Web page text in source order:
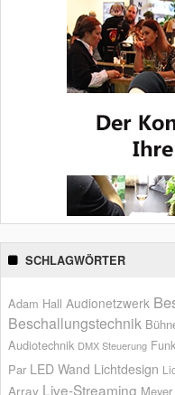
SCHLAGWÖRTER
Adam Hall Audionetzwerk
Beschallungstechnik
Audiotechnik DMX Steuerung
Par LED Wand Lichtdesign
Array Live-Streaming